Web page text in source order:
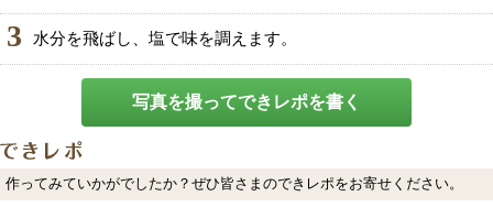
3 水分を飛ばし、塩で味を調えます。
写真を撮ってできレポを書く
作ってみていかがでしたか？ぜひ皆さまのできレポをお寄せください。